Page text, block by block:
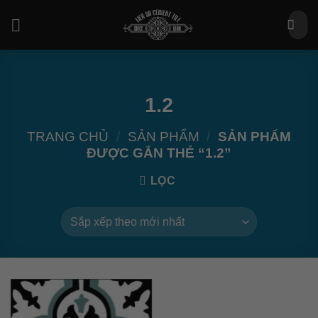
Tìm
kiếm:
1.2
TRANG CHỦ / SẢN PHẨM / SẢN PHẨM
ĐƯỢC GẮN THẺ “1.2”
LỌC